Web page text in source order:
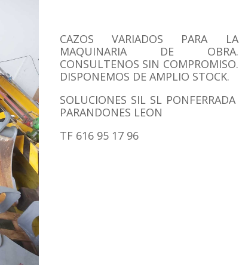
CAZOS VARIADOS PARA LA
MAQUINARIA DE OBRA.
CONSULTENOS SIN COMPROMISO.
DISPONEMOS DE AMPLIO STOCK.
SOLUCIONES SIL SL PONFERRADA
PARANDONES LEON
TF 616 95 17 96